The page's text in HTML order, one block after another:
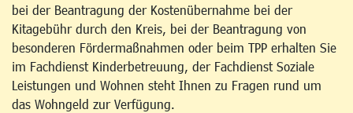
bei der Beantragung der Kostenübernahme bei der
Kitagebühr durch den Kreis, bei der Beantragung von
besonderen Fördermaßnahmen oder beim TPP erhalten Sie
im Fachdienst Kinderbetreuung, der Fachdienst Soziale
Leistungen und Wohnen steht Ihnen zu Fragen rund um
das Wohngeld zur Verfügung.